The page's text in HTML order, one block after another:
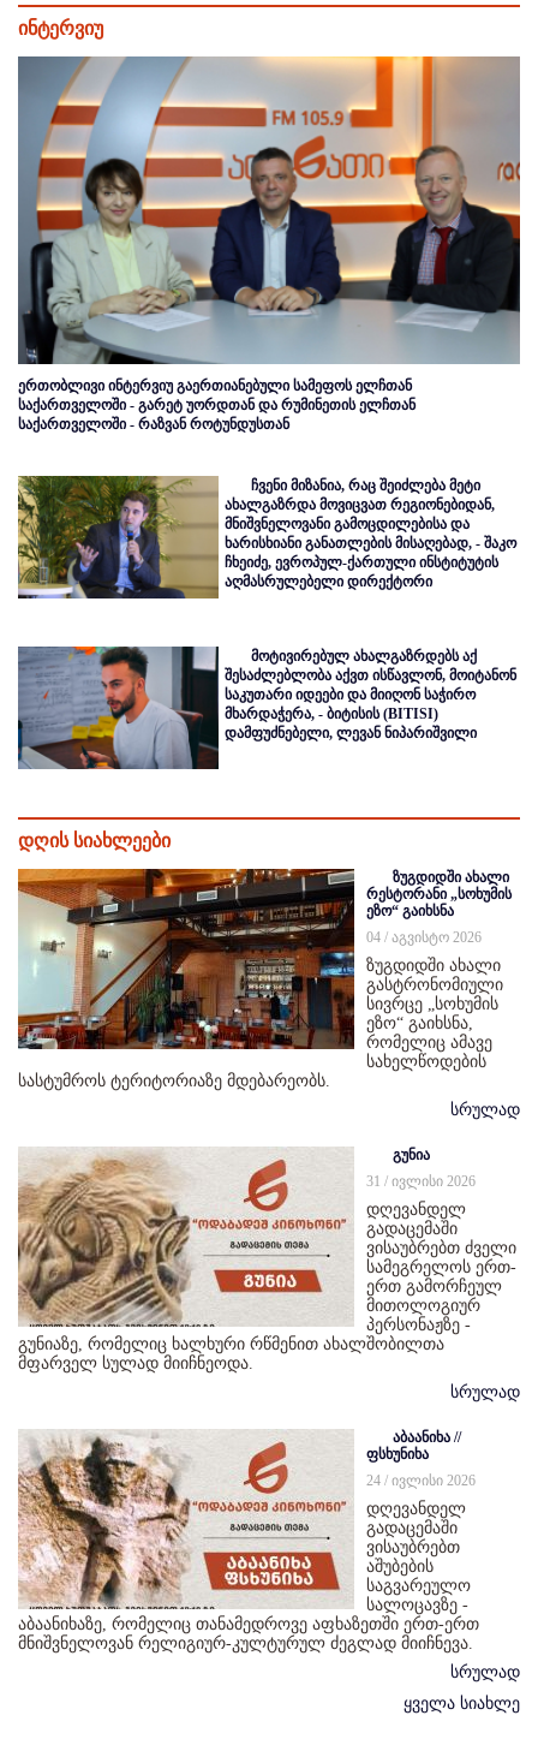
ინტერვიუ
ერთობლივი ინტერვიუ გაერთიანებული სამეფოს ელჩთან
საქართველოში - გარეტ უორდთან და რუმინეთის ელჩთან
საქართველოში - რაზვან როტუნდუსთან
ჩვენი მიზანია, რაც შეიძლება მეტი
ახალგაზრდა მოვიცვათ რეგიონებიდან,
მნიშვნელოვანი გამოცდილებისა და
ხარისხიანი განათლების მისაღებად, - შაკო
ჩხეიძე, ევროპულ-ქართული ინსტიტუტის
აღმასრულებელი დირექტორი
მოტივირებულ ახალგაზრდებს აქ
შესაძლებლობა აქვთ ისწავლონ, მოიტანონ
საკუთარი იდეები და მიიღონ საჭირო
მხარდაჭერა, - ბიტისის (BITISI)
დამფუძნებელი, ლევან ნიპარიშვილი
დღის სიახლეები
ზუგდიდში ახალი
რესტორანი „სოხუმის
ეზო“ გაიხსნა
04 / აგვისტო 2026
ზუგდიდში ახალი
გასტრონომიული
სივრცე „სოხუმის
ეზო“ გაიხსნა,
რომელიც ამავე
სახელწოდების
სასტუმროს ტერიტორიაზე მდებარეობს.
სრულად
გუნია
31 / ივლისი 2026
დღევანდელ
გადაცემაში
ვისაუბრებთ ძველი
სამეგრელოს ერთ-
ერთ გამორჩეულ
მითოლოგიურ
პერსონაჟზე -
გუნიაზე, რომელიც ხალხური რწმენით ახალშობილთა
მფარველ სულად მიიჩნეოდა.
სრულად
აბაანიხა //
ფსხუნიხა
24 / ივლისი 2026
დღევანდელ
გადაცემაში
ვისაუბრებთ
აშუბების
საგვარეულო
სალოცავზე -
აბაანიხაზე, რომელიც თანამედროვე აფხაზეთში ერთ-ერთ
მნიშვნელოვან რელიგიურ-კულტურულ ძეგლად მიიჩნევა.
სრულად
ყველა სიახლე